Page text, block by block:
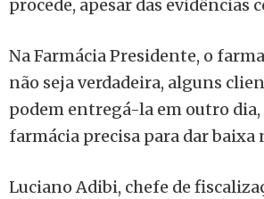
procede, apesar das evidências
Na Farmácia Presidente, o
não seja verdadeira, alguns
podem entregá-la em outro dia,
farmácia precisa para dar baixa
Luciano Adibi, chefe de